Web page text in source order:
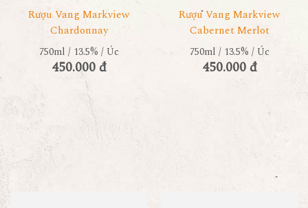
Rượu Vang Markview
Chardonnay
750ml / 13.5% / Úc
450.000 đ
Rượu Vang Markview
Cabernet Merlot
750ml / 13.5% / Úc
450.000 đ